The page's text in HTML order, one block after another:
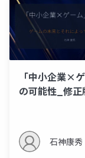
「中小企業×ゲ
の可能性_修正
石神康秀